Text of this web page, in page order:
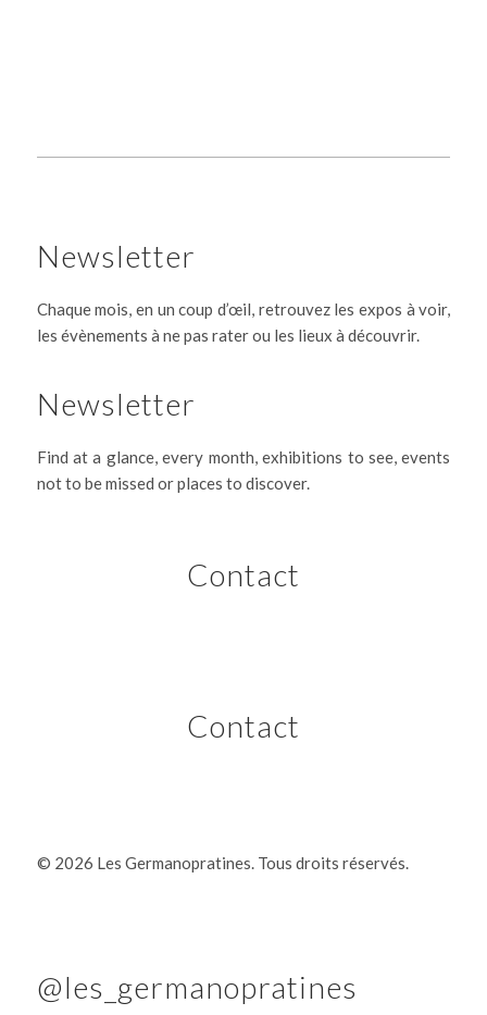
Newsletter
Chaque mois, en un coup d’œil, retrouvez les expos à voir,
les évènements à ne pas rater ou les lieux à découvrir.
Newsletter
Find at a glance, every month, exhibitions to see, events
not to be missed or places to discover.
Contact
Contact
© 2026 Les Germanopratines. Tous droits réservés.
@les_germanopratines